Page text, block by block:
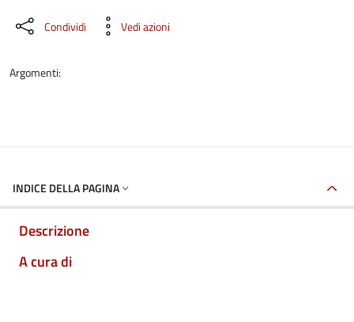
Condividi Vedi azioni
Argomenti:
INDICE DELLA PAGINA
Descrizione
A cura di